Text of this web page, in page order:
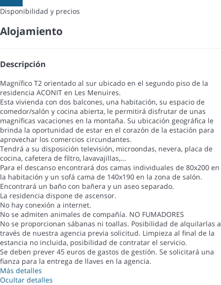
Disponibilidad y precios
Alojamiento
Descripción
Magnífico T2 orientado al sur ubicado en el segundo piso de la
residencia ACONIT en Les Menuires.
Esta vivienda con dos balcones, una habitación, su espacio de
comedor/salón y cocina abierta, le permitirá disfrutar de unas
magníficas vacaciones en la montaña. Su ubicación geográfica le
brinda la oportunidad de estar en el corazón de la estación para
aprovechar los comercios circundantes.
Tendrá a su disposición televisión, microondas, nevera, placa de
cocina, cafetera de filtro, lavavajillas,...
Para el descanso encontrará dos camas individuales de 80x200 en
la habitación y un sofá cama de 140x190 en la zona de salón.
Encontrará un baño con bañera y un aseo separado.
La residencia dispone de ascensor.
No hay conexión a internet.
No se admiten animales de compañía. NO FUMADORES
No se proporcionan sábanas ni toallas. Posibilidad de alquilarlas a
través de nuestra agencia previa solicitud. Limpieza al final de la
estancia no incluida, posibilidad de contratar el servicio.
Se deben prever 45 euros de gastos de gestión. Se solicitará una
fianza para la entrega de llaves en la agencia.
Más detalles
Ocultar detalles